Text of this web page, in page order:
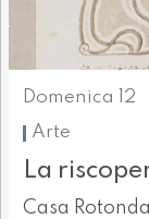
Domenica 12
Arte
La
Casa